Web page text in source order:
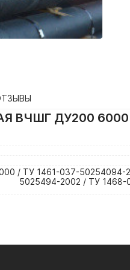
ВЧШГ ДУ200
/ ТУ 1461-037-50254094-
5025494-2002 / ТУ 1468-